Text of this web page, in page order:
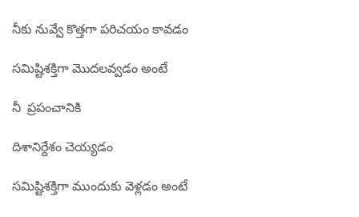
నీకు నువ్వే కొత్తగా పరిచయం కావడం
సమిష్టిశక్తిగా మొదలవ్వడం అంటే
నీ ప్రపంచానికి
దిశానిర్దేశం చెయ్యడం
సమిష్టిశక్తిగా ముందుకు వెళ్లడం అంటే